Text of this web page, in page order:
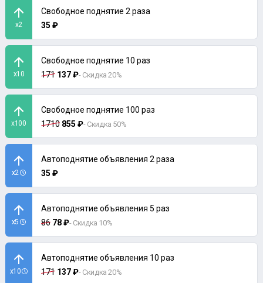
x2
Свободное поднятие 2 раза
35 ₽
x10
Свободное поднятие 10 раз
171 137 ₽- Скидка 20%
x100
Свободное поднятие 100 раз
1710 855 ₽- Скидка 50%
x2
Автоподнятие объявления 2 раза
35 ₽
x5
Автоподнятие объявления 5 раз
86 78 ₽- Скидка 10%
x10
Автоподнятие объявления 10 раз
171 137 ₽- Скидка 20%